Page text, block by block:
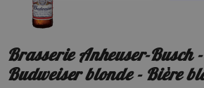
Brasserie Anheuser-Busch -
Budweiser blonde - Bière